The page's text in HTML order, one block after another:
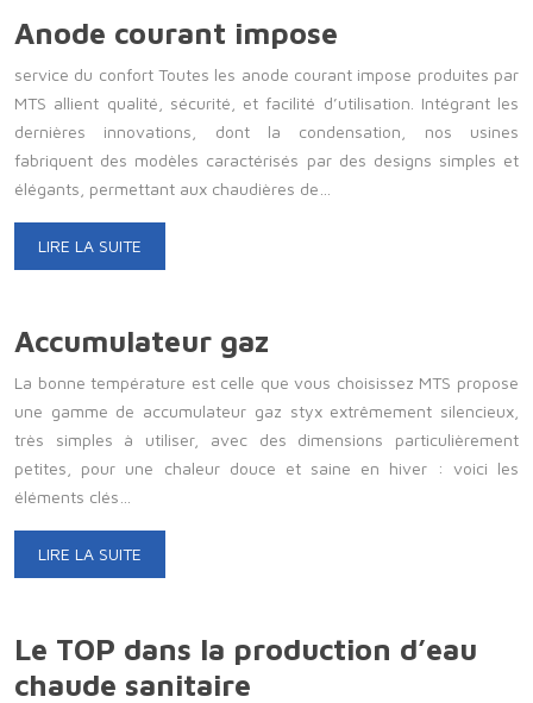
Anode courant impose
service du confort Toutes les anode courant impose produites par
MTS allient qualité, sécurité, et facilité d’utilisation. Intégrant les
dernières innovations, dont la condensation, nos usines
fabriquent des modèles caractérisés par des designs simples et
élégants, permettant aux chaudières de…
LIRE LA SUITE
Accumulateur gaz
La bonne température est celle que vous choisissez MTS propose
une gamme de accumulateur gaz styx extrêmement silencieux,
très simples à utiliser, avec des dimensions particulièrement
petites, pour une chaleur douce et saine en hiver : voici les
éléments clés…
LIRE LA SUITE
Le TOP dans la production d’eau
chaude sanitaire